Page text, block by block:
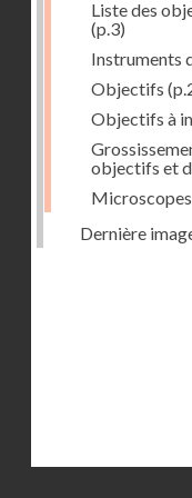
Liste des
(p.3)
Instruments
Objectifs
Objectifs à
objectifs et
Dernière